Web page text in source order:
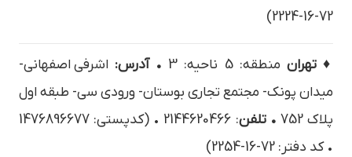
72-16-2224)
♦ تهران منطقه: 5 ناحیه: 3 • آدرس: اشرفي اصفهاني-
ميدان پونك- مجتمع تجاري بوستان- ورودي سي- طبقه اول
پلاک 752
• تلفن
: 2144620466 • (کدپستی: 1476896677
• کد دفتر: 72-16-2254)